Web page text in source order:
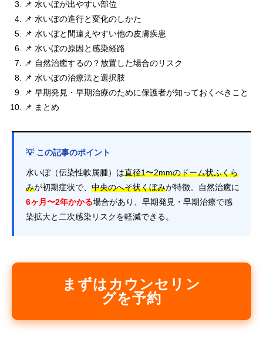
📌 水いぼが出やすい部位
📌 水いぼの進行と変化のしかた
📌 水いぼと間違えやすい他の皮膚疾患
📌 水いぼの原因と感染経路
📌 自然治癒するの？放置した場合のリスク
📌 水いぼの治療法と選択肢
📌 早期発見・早期治療のために保護者が知っておくべきこと
📌 まとめ
💡 この記事のポイント
水いぼ（伝染性軟属腫）は直径1〜2mmのドーム状ふくら
みが初期症状で、 中央のへそ状くぼみが特徴。自然治癒に
6ヶ月〜2年かかる場合があり、早期発見・早期治療で感
染拡大と二次感染リスクを軽減できる。
まずはカウンセリン
グを予約